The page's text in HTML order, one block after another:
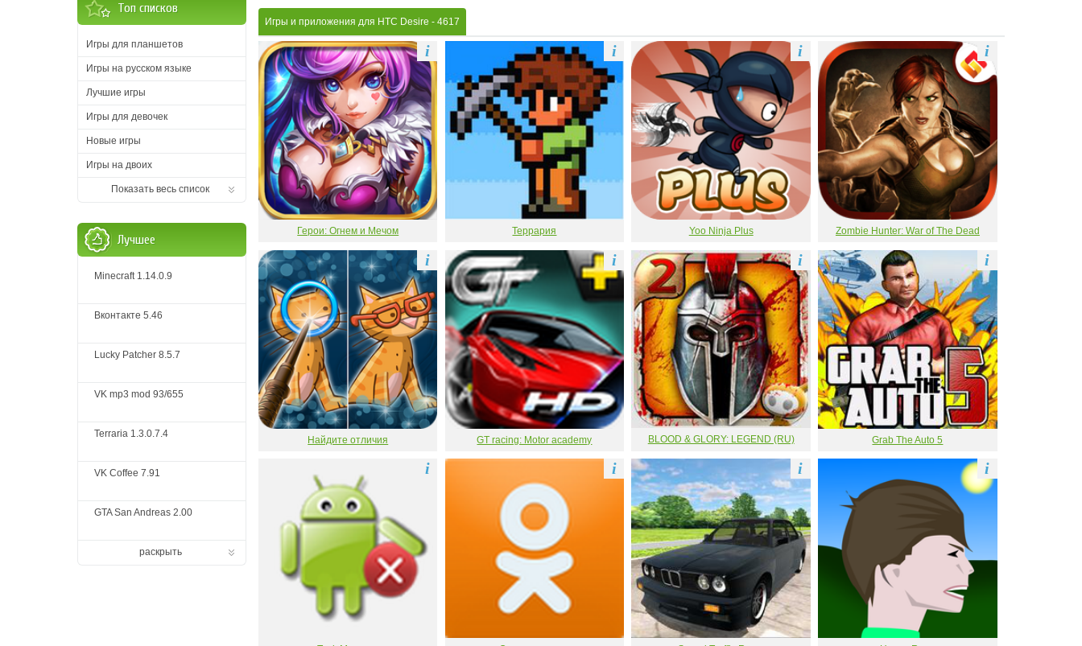
Игры и приложения для HTC Desire - 4617
Герои: Огнем и Мечом
i
Террария
i
Yoo Ninja Plus
i
Zombie Hunter: War of The Dead
i
Найдите отличия
i
GT racing: Motor academy
i
BLOOD & GLORY: LEGEND (RU)
i
Grab The Auto 5
i
i i i i
Топ списков
Игры для планшетов
Игры на русском языке
Лучшие игры
Игры для девочек
Новые игры
Игры на двоих
Показать весь список
Лучшее
Minecraft 1.14.0.9
Вконтакте 5.46
Lucky Patcher 8.5.7
VK mp3 mod 93/655
Terraria 1.3.0.7.4
VK Coffee 7.91
GTA San Andreas 2.00
раскрыть